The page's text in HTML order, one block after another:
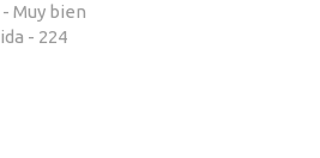
Muy bien
- 224